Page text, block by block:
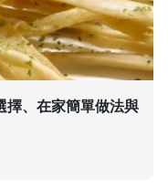
擇、在家簡單做法與